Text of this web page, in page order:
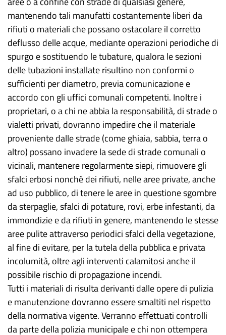
mantenendo tali manufatti costantemente liberi da
rifiuti o materiali che possano ostacolare il corretto
deflusso delle acque, mediante operazioni periodiche di
spurgo e sostituendo le tubature, qualora le sezioni
delle tubazioni installate risultino non conformi o
sufficienti per diametro, previa comunicazione e
accordo con gli uffici comunali competenti. Inoltre i
proprietari, o a chi ne abbia la responsabilità, di strade o
vialetti privati, dovranno impedire che il materiale
proveniente dalle strade (come ghiaia, sabbia, terra o
altro) possano invadere la sede di strade comunali o
vicinali, mantenere regolarmente siepi, rimuovere gli
sfalci erbosi nonché dei rifiuti, nelle aree private, anche
ad uso pubblico, di tenere le aree in questione sgombre
da sterpaglie, sfalci di potature, rovi, erbe infestanti, da
immondizie e da rifiuti in genere, mantenendo le stesse
aree pulite attraverso periodici sfalci della vegetazione,
al fine di evitare, per la tutela della pubblica e privata
incolumità, oltre agli interventi calamitosi anche il
possibile rischio di propagazione incendi.
Tutti i materiali di risulta derivanti dalle opere di pulizia
e manutenzione dovranno essere smaltiti nel rispetto
della normativa vigente. Verranno effettuati controlli
da parte della polizia municipale e chi non ottempera